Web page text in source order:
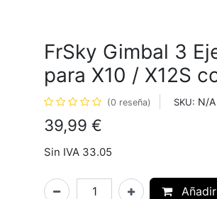
FrSky Gimbal 3
para X10 / X12S
(0 reseña) SKU: N/A
39,99 €
Sin IVA 33.05